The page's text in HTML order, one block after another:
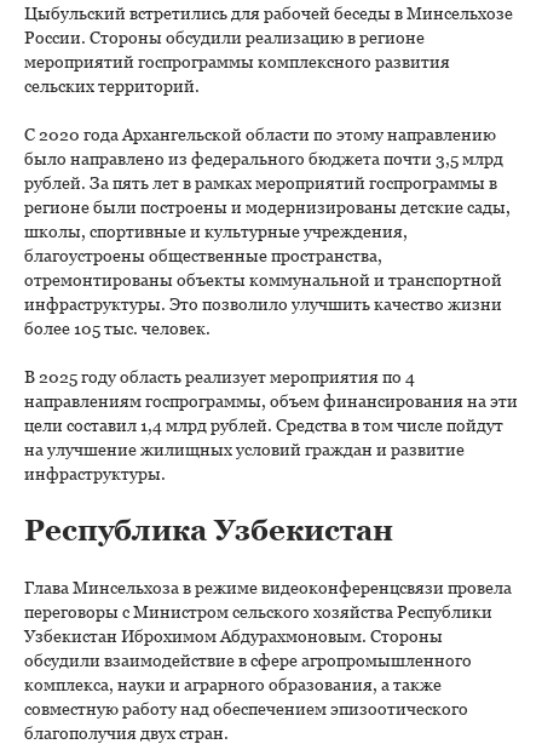
Цыбульский встретились для рабочей беседы в Минсельхозе
России. Стороны обсудили реализацию в регионе
мероприятий госпрограммы комплексного развития
сельских территорий.
С 2020 года Архангельской области по этому направлению
было направлено из федерального бюджета почти 3,5 млрд
рублей. За пять лет в рамках мероприятий госпрограммы в
регионе были построены и модернизированы детские сады,
школы, спортивные и культурные учреждения,
благоустроены общественные пространства,
отремонтированы объекты коммунальной и транспортной
инфраструктуры. Это позволило улучшить качество жизни
более 105 тыс. человек.
В 2025 году область реализует мероприятия по 4
направлениям госпрограммы, объем финансирования на эти
цели составил 1,4 млрд рублей. Средства в том числе пойдут
на улучшение жилищных условий граждан и развитие
инфраструктуры.
Республика Узбекистан
Глава Минсельхоза в режиме видеоконференцсвязи провела
переговоры с Министром сельского хозяйства Республики
Узбекистан Иброхимом Абдурахмоновым. Стороны
обсудили взаимодействие в сфере агропромышленного
комплекса, науки и аграрного образования, а также
совместную работу над обеспечением эпизоотического
благополучия двух стран.